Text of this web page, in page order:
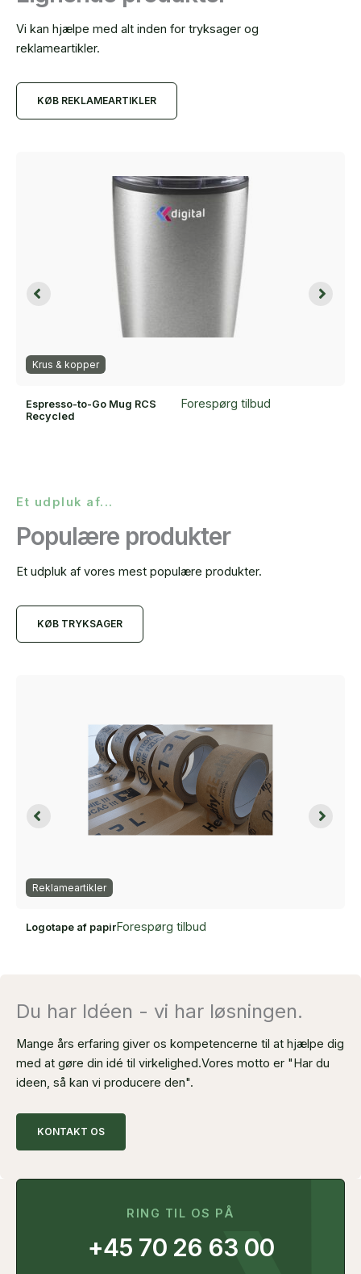
Vi kan hjælpe med alt inden for tryksager og
reklameartikler.
KØB REKLAMEARTIKLER
Krus & kopper
Espresso-to-Go Mug RCS
Recycled
Forespørg tilbud
Reklameartikler
Logotape af papirForespørg tilbud
Et udpluk af...
Populære produkter
Et udpluk af vores mest populære produkter.
KØB TRYKSAGER
Du har Idéen - vi har løsningen.
Mange års erfaring giver os kompetencerne til at hjælpe dig
med at gøre din idé til virkelighed.Vores motto er "Har du
ideen, så kan vi producere den".
KONTAKT OS
RING TIL OS PÅ
+45 70 26 63 00